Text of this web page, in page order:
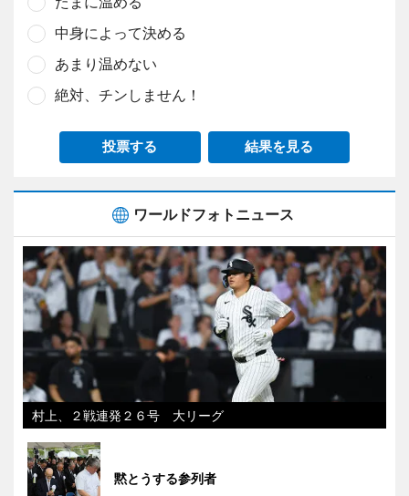
中身によって決める
あまり温めない
絶対、チンしません！
投票する 結果を見る
ワールドフォトニュース
村上、２戦連発２６号 大リーグ
黙とうする参列者